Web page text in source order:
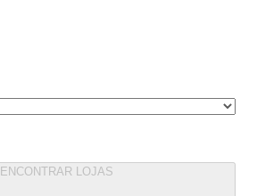
ENCONTRAR LOJAS